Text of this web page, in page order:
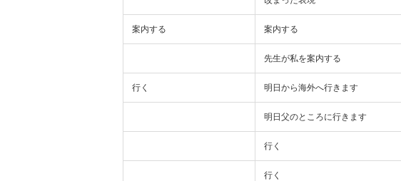
案内する 案内する
先生が私を案内する
行く 明日から海外へ行きます
明日父のところに行きます
行く
行く